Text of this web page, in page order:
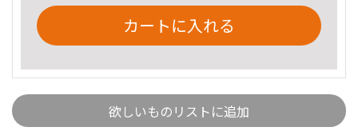
カートに入れる
欲しいものリストに追加